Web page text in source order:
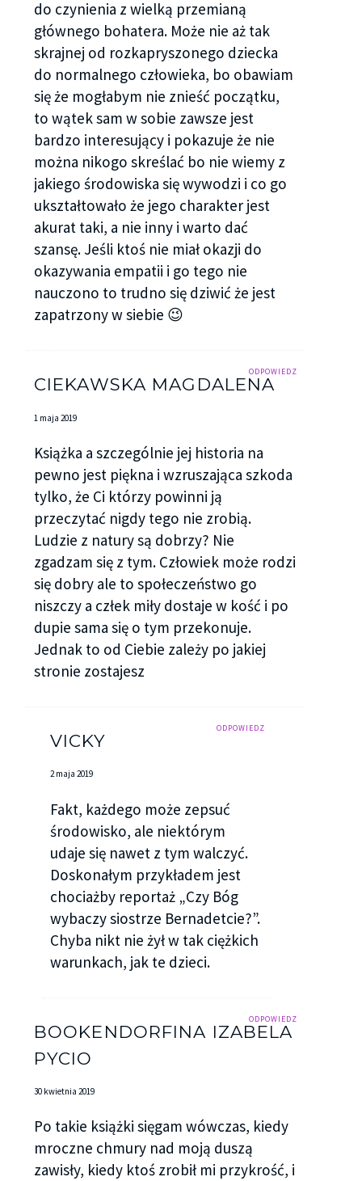
do czynienia z wielką przemianą
głównego bohatera. Może nie aż tak
skrajnej od rozkapryszonego dziecka
do normalnego człowieka, bo obawiam
się że mogłabym nie znieść początku,
to wątek sam w sobie zawsze jest
bardzo interesujący i pokazuje że nie
można nikogo skreślać bo nie wiemy z
jakiego środowiska się wywodzi i co go
ukształtowało że jego charakter jest
akurat taki, a nie inny i warto dać
szansę. Jeśli ktoś nie miał okazji do
okazywania empatii i go tego nie
nauczono to trudno się dziwić że jest
zapatrzony w siebie 😉
ODPOWIEDZ
CIEKAWSKA MAGDALENA
1 maja 2019
Książka a szczególnie jej historia na
pewno jest piękna i wzruszająca szkoda
tylko, że Ci którzy powinni ją
przeczytać nigdy tego nie zrobią.
Ludzie z natury są dobrzy? Nie
zgadzam się z tym. Człowiek może rodzi
się dobry ale to społeczeństwo go
niszczy a człek miły dostaje w kość i po
dupie sama się o tym przekonuje.
Jednak to od Ciebie zależy po jakiej
stronie zostajesz
ODPOWIEDZ
VICKY
2 maja 2019
Fakt, każdego może zepsuć
środowisko, ale niektórym
udaje się nawet z tym walczyć.
Doskonałym przykładem jest
chociażby reportaż „Czy Bóg
wybaczy siostrze Bernadetcie?”.
Chyba nikt nie żył w tak ciężkich
warunkach, jak te dzieci.
ODPOWIEDZ
BOOKENDORFINA IZABELA
PYCIO
30 kwietnia 2019
Po takie książki sięgam wówczas, kiedy
mroczne chmury nad moją duszą
zawisły, kiedy ktoś zrobił mi przykrość, i